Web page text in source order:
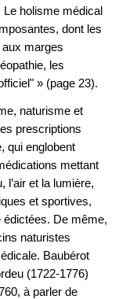
Le holisme médical
dont les
marges
les
» (page 23).
naturisme et
prescriptions
qui englobent
mettant
l’air et la lumière,
et sportives,
édictées. De même,
naturistes
Baubérot
(1722-1776)
à parler de